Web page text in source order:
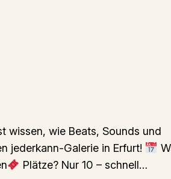
wissen, wie Beats, Sounds und
jederkann-Galerie in Erfurt!
Plätze? Nur 10 – schnell…